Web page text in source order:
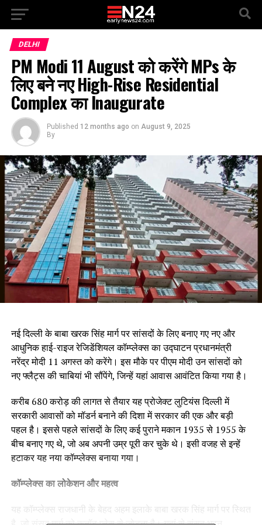
DELHI
PM Modi 11 August को करेंगे MPs के
लिए बने नए High-Rise Residential
Complex का Inaugurate
Published 12 months ago on August 9, 2025
By
नई दिल्ली के बाबा खरक सिंह मार्ग पर सांसदों के लिए बनाए गए नए और
आधुनिक हाई-राइज रेजिडेंशियल कॉम्प्लेक्स का उद्घाटन प्रधानमंत्री
नरेंद्र मोदी 11 अगस्त को करेंगे। इस मौके पर पीएम मोदी उन सांसदों को
नए फ्लैट्स की चाबियां भी सौंपेंगे, जिन्हें यहां आवास आवंटित किया गया है।
करीब ₹680 करोड़ की लागत से तैयार यह प्रोजेक्ट लुटियंस दिल्ली में
सरकारी आवासों को मॉडर्न बनाने की दिशा में सरकार की एक और बड़ी
पहल है। इससे पहले सांसदों के लिए कई पुराने मकान 1935 से 1955 के
बीच बनाए गए थे, जो अब अपनी उम्र पूरी कर चुके थे। इसी वजह से इन्हें
हटाकर यह नया कॉम्प्लेक्स बनाया गया।
कॉम्प्लेक्स का लोकेशन और महत्व
यह कॉम्प्लेक्स राजधानी के बेहद अहम इलाके बाबा खरक सिंह मार्ग पर स्थित